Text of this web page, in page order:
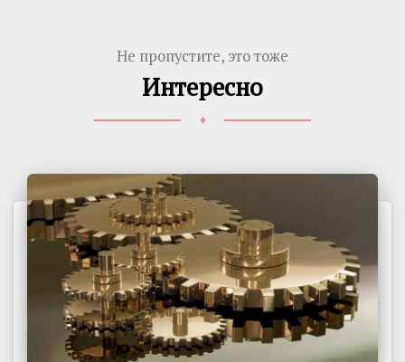
Не пропустите, это тоже
Интересно
♦